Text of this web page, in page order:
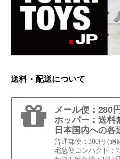
送料・配送について
メール便：280
ホッパー：送料
日本国内への各
普通郵便：380円 (追
宅急便コンパクト：